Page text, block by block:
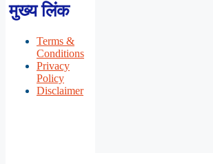
मुख्य लिंक
Terms &
Conditions
Privacy
Policy
Disclaimer